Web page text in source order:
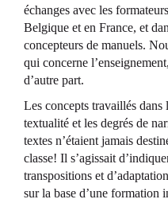
échanges avec les
Belgique et en France, et
concepteurs de manuels.
qui concerne
d’autre part.
Les concepts travaillés dans
textualité et les degrés de
textes n’étaient jamais
classe! Il s’agissait
transpositions et
sur la base d’une formation